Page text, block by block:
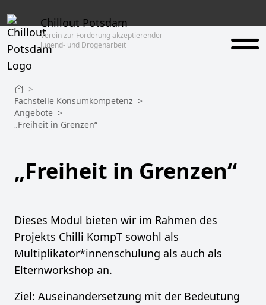
Chillout Potsdam
Verein zur Förderung akzeptierender
Jugend- und Drogenarbeit
>
Fachstelle Konsumkompetenz >
Angebote >
„Freiheit in Grenzen“
„Freiheit in Grenzen“
Dieses Modul bieten wir im Rahmen des
Projekts Chilli KompT sowohl als
Multiplikator*innenschulung als auch als
Elternworkshop an.
Ziel: Auseinandersetzung mit der Bedeutung